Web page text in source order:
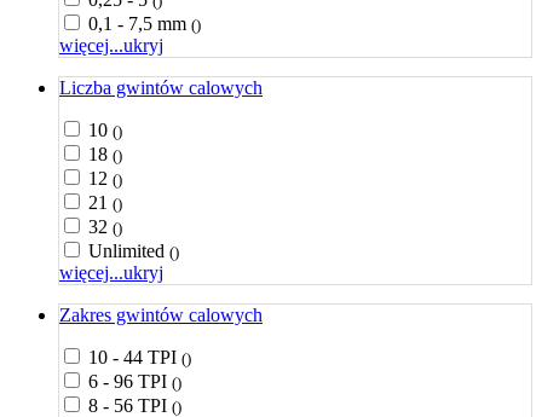
0,1 - 7,5 mm ()
więcej...ukryj
Liczba gwintów calowych
10 ()
18 ()
12 ()
21 ()
32 ()
Unlimited ()
więcej...ukryj
Zakres gwintów calowych
10 - 44 TPI ()
6 - 96 TPI ()
8 - 56 TPI ()